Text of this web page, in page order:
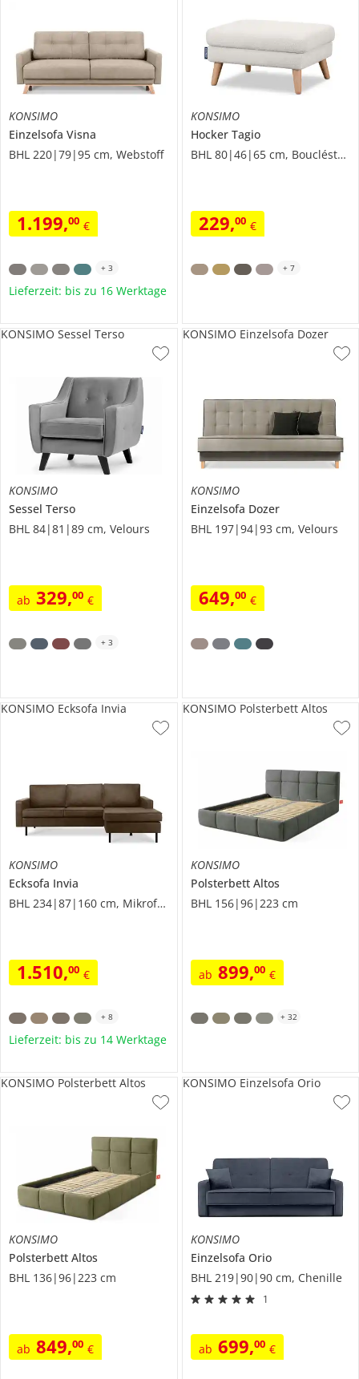
KONSIMO
Einzelsofa Visna
BHL 220|79|95 cm, Webstoff
1.199,00 €
+ 3
Lieferzeit: bis zu 16 Werktage
KONSIMO
Hocker Tagio
BHL 80|46|65 cm, Boucléstoff
229,00 €
+ 7
KONSIMO
Sessel Terso
BHL 84|81|89 cm, Velours
ab 329,00 €
KONSIMO Sessel Terso
+ 3
KONSIMO
Einzelsofa Dozer
BHL 197|94|93 cm, Velours
649,00 €
KONSIMO Einzelsofa Dozer
KONSIMO
Ecksofa Invia
BHL 234|87|160 cm, Mikrofaser in Leder-Optik
1.510,00 €
KONSIMO Ecksofa Invia
+ 8
Lieferzeit: bis zu 14 Werktage
KONSIMO
Polsterbett Altos
BHL 156|96|223 cm
ab 899,00 €
KONSIMO Polsterbett Altos
+ 32
KONSIMO
Polsterbett Altos
BHL 136|96|223 cm
ab 849,00 €
KONSIMO Polsterbett Altos
KONSIMO
Einzelsofa Orio
BHL 219|90|90 cm, Chenille
1
ab 699,00 €
KONSIMO Einzelsofa Orio